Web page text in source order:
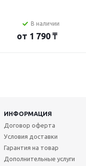
В наличии
от 1 790 ₸
ИНФОРМАЦИЯ
Договор оферта
Условия доставки
Гарантия на товар
Дополнительные услуги